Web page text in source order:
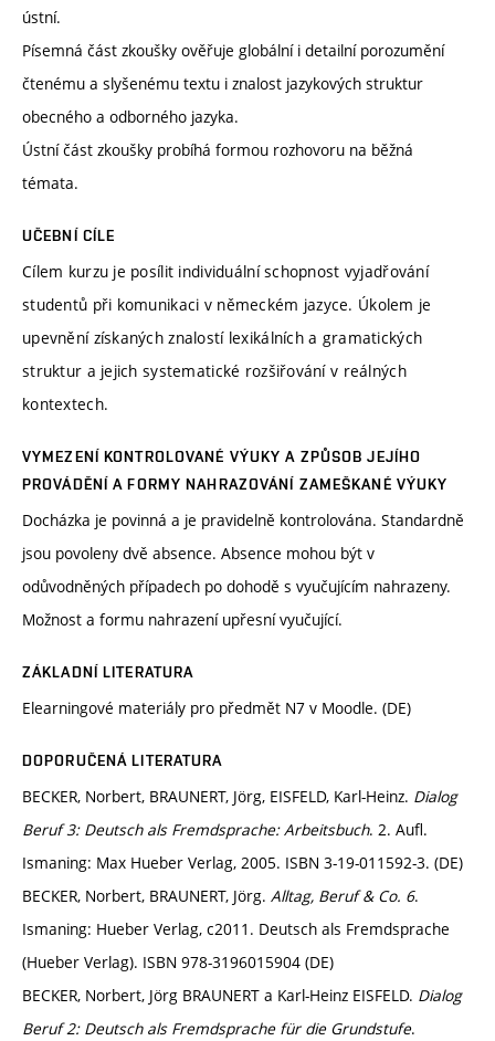
ústní.
Písemná část zkoušky ověřuje globální i detailní porozumění
čtenému a slyšenému textu i znalost jazykových struktur
obecného a odborného jazyka.
Ústní část zkoušky probíhá formou rozhovoru na běžná
témata.
UČEBNÍ CÍLE
Cílem kurzu je posílit individuální schopnost vyjadřování
studentů při komunikaci v německém jazyce. Úkolem je
upevnění získaných znalostí lexikálních a gramatických
struktur a jejich systematické rozšiřování v reálných
kontextech.
VYMEZENÍ KONTROLOVANÉ VÝUKY A ZPŮSOB JEJÍHO
PROVÁDĚNÍ A FORMY NAHRAZOVÁNÍ ZAMEŠKANÉ VÝUKY
Docházka je povinná a je pravidelně kontrolována. Standardně
jsou povoleny dvě absence. Absence mohou být v
odůvodněných případech po dohodě s vyučujícím nahrazeny.
Možnost a formu nahrazení upřesní vyučující.
ZÁKLADNÍ LITERATURA
Elearningové materiály pro předmět N7 v Moodle. (DE)
DOPORUČENÁ LITERATURA
BECKER, Norbert, BRAUNERT, Jörg, EISFELD, Karl-Heinz. Dialog
Beruf 3: Deutsch als Fremdsprache: Arbeitsbuch. 2. Aufl.
Ismaning: Max Hueber Verlag, 2005. ISBN 3-19-011592-3. (DE)
BECKER, Norbert, BRAUNERT, Jörg. Alltag, Beruf & Co. 6.
Ismaning: Hueber Verlag, c2011. Deutsch als Fremdsprache
(Hueber Verlag). ISBN 978-3196015904 (DE)
BECKER, Norbert, Jörg BRAUNERT a Karl-Heinz EISFELD. Dialog
Beruf 2: Deutsch als Fremdsprache für die Grundstufe.